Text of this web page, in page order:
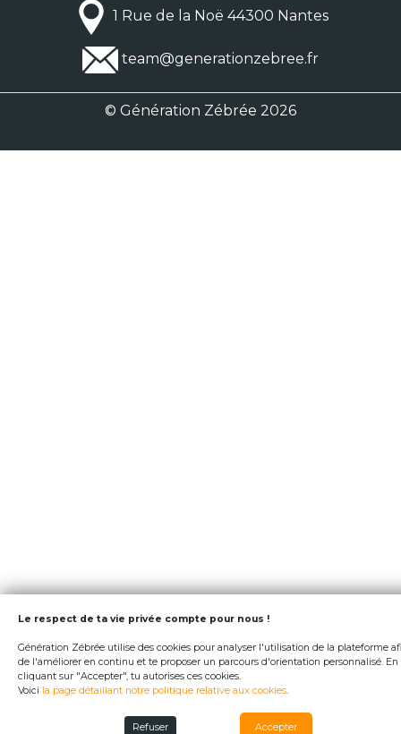
1 Rue de la Noë 44300 Nantes
team@generationzebree.fr
© Génération Zébrée 2026
Le respect de ta vie privée compte pour nous !
Génération Zébrée utilise des cookies pour analyser l'utilisation de la plateforme
de l'améliorer en continu et te proposer un parcours d'orientation personnalisé. En
cliquant sur "Accepter", tu autorises ces cookies.
Voici la page détaillant notre politique relative aux cookies.
Refuser Accepter